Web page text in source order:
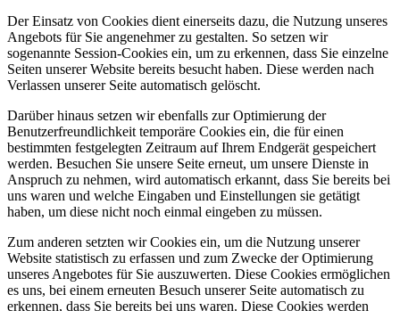
Der Einsatz von Cookies dient einerseits dazu, die Nutzung unseres
Angebots für Sie angenehmer zu gestalten. So setzen wir
sogenannte Session-Cookies ein, um zu erkennen, dass Sie einzelne
Seiten unserer Website bereits besucht haben. Diese werden nach
Verlassen unserer Seite automatisch gelöscht.
Darüber hinaus setzen wir ebenfalls zur Optimierung der
Benutzerfreundlichkeit temporäre Cookies ein, die für einen
bestimmten festgelegten Zeitraum auf Ihrem Endgerät gespeichert
werden. Besuchen Sie unsere Seite erneut, um unsere Dienste in
Anspruch zu nehmen, wird automatisch erkannt, dass Sie bereits bei
uns waren und welche Eingaben und Einstellungen sie getätigt
haben, um diese nicht noch einmal eingeben zu müssen.
Zum anderen setzten wir Cookies ein, um die Nutzung unserer
Website statistisch zu erfassen und zum Zwecke der Optimierung
unseres Angebotes für Sie auszuwerten. Diese Cookies ermöglichen
es uns, bei einem erneuten Besuch unserer Seite automatisch zu
erkennen, dass Sie bereits bei uns waren. Diese Cookies werden